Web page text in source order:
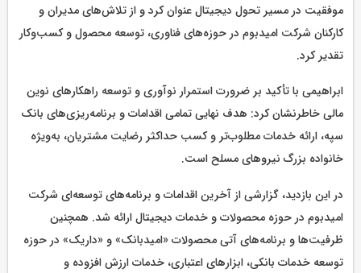
موفقیت در مسیر تحول دیجیتال عنوان کرد و از تلاش‌های مدیران و
کارکنان شرکت امیدبوم در حوزه‌های فناوری، توسعه محصول و کسب‌وکار
تقدیر کرد.
ابراهیمی با تأکید بر ضرورت استمرار نوآوری و توسعه راهکارهای نوین
مالی خاطرنشان کرد: هدف نهایی تمامی اقدامات و برنامه‌ریزی‌های بانک
سپه، ارائه خدمات مطلوب‌تر و کسب حداکثر رضایت مشتریان، به‌ویژه
خانواده بزرگ نیروهای مسلح است.
در این بازدید، گزارشی از آخرین اقدامات و برنامه‌های توسعه‌ای شرکت
امیدبوم در حوزه محصولات و خدمات دیجیتال ارائه شد. همچنین
ظرفیت‌ها و برنامه‌های آتی محصولات «امیدبانک» و «داریک» در حوزه
توسعه خدمات بانکی، ابزارهای اعتباری، خدمات ارزش افزوده و